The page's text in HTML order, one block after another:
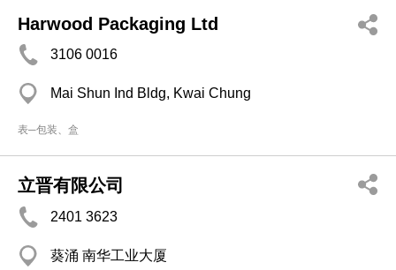
Harwood Packaging Ltd
3106 0016
Mai Shun Ind Bldg, Kwai Chung
表─包装、盒
立晋有限公司
2401 3623
葵涌 南华工业大厦